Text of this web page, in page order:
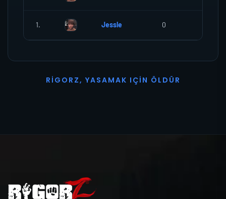
1. Jessle 0
R I G O R Z, YASAMAK I ÇI N Ö L D Ü R